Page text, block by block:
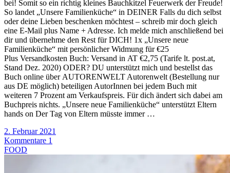
bei! Somit so ein richtig kleines Bauchkitzel Feuerwerk der Freude!
So landet „Unsere Familienküche“ in DEINER Falls du dich selbst
oder deine Lieben beschenken möchtest – schreib mir doch gleich
eine E-Mail plus Name + Adresse. Ich melde mich anschließend bei
dir und übernehme den Rest für DICH! 1x „Unsere neue
Familienküche“ mit persönlicher Widmung für €25
Plus Versandkosten Buch: Versand in AT €2,75 (Tarife lt. post.at,
Stand Dez. 2020) ODER? DU unterstützt mich und bestellst das
Buch online über AUTORENWELT Autorenwelt (Bestellung nur
aus DE möglich) beteiligen AutorInnen bei jedem Buch mit
weiteren 7 Prozent am Verkaufspreis. Für dich ändert sich dabei am
Buchpreis nichts. „Unsere neue Familienküche“ unterstützt Eltern
hands on Der Tag von Eltern müsste immer …
2. Februar 2021
Kommentare 1
FOOD